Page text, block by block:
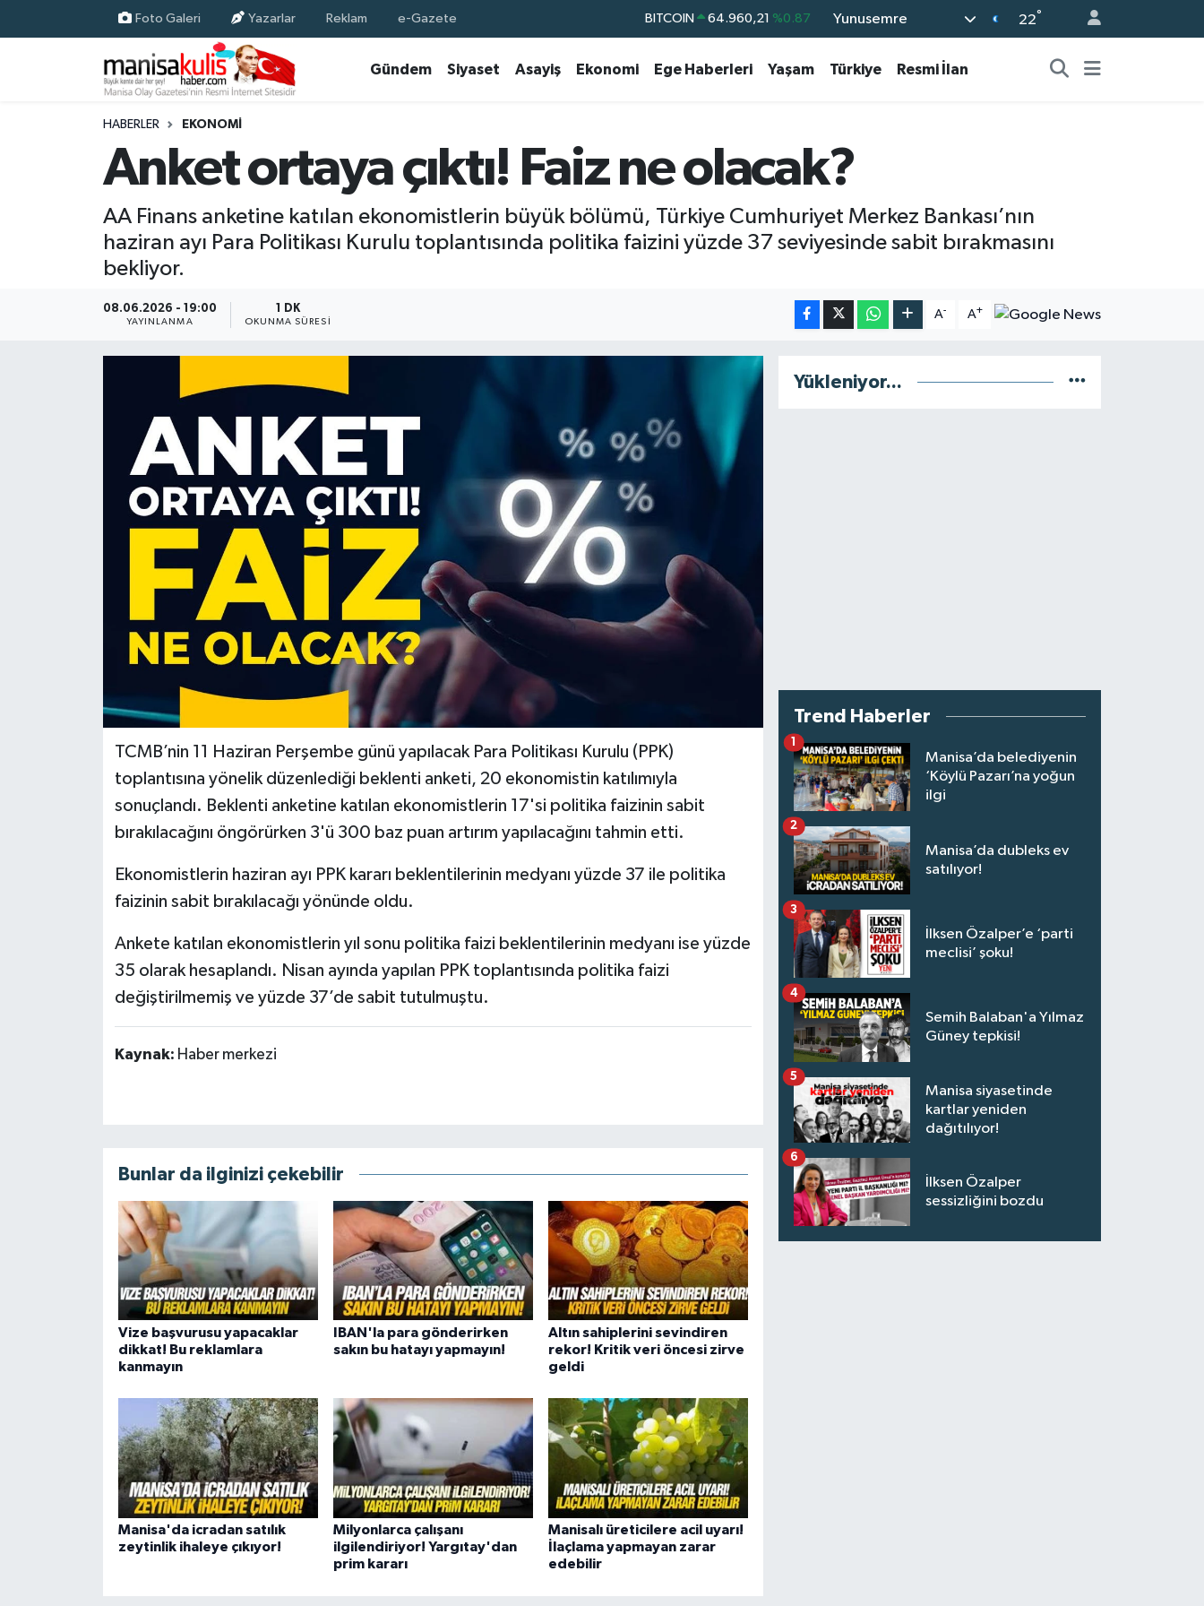
Foto Galeri Yazarlar Reklam e-Gazete BITCOIN 64.960,21 %0.87
6648.99 %2.59
BİST100 13.773 %-19
Yunusemre 22°
Gündem Siyaset Asayiş Ekonomi Ege Haberleri Yaşam Türkiye Resmi İlan
HABERLER EKONOMI
Anket ortaya çıktı! Faiz ne olacak?
AA Finans anketine katılan ekonomistlerin büyük bölümü, Türkiye Cumhuriyet Merkez Bankası’nın
haziran ayı Para Politikası Kurulu toplantısında politika faizini yüzde 37 seviyesinde sabit bırakmasını
bekliyor.
08.06.2026 - 19:00
YAYINLANMA
1 DK
OKUNMA SÜRESI
A- A+
TCMB’nin 11 Haziran Perşembe günü yapılacak Para Politikası Kurulu (PPK)
toplantısına yönelik düzenlediği beklenti anketi, 20 ekonomistin katılımıyla
sonuçlandı. Beklenti anketine katılan ekonomistlerin 17'si politika faizinin sabit
bırakılacağını öngörürken 3'ü 300 baz puan artırım yapılacağını tahmin etti.
Ekonomistlerin haziran ayı PPK kararı beklentilerinin medyanı yüzde 37 ile politika
faizinin sabit bırakılacağı yönünde oldu.
Ankete katılan ekonomistlerin yıl sonu politika faizi beklentilerinin medyanı ise yüzde
35 olarak hesaplandı. Nisan ayında yapılan PPK toplantısında politika faizi
değiştirilmemiş ve yüzde 37’de sabit tutulmuştu.
Kaynak: Haber merkezi
Bunlar da ilginizi çekebilir
Vize başvurusu yapacaklar
dikkat! Bu reklamlara
kanmayın
IBAN'la para gönderirken
sakın bu hatayı yapmayın!
Altın sahiplerini sevindiren
rekor! Kritik veri öncesi zirve
geldi
Manisa'da icradan satılık
zeytinlik ihaleye çıkıyor!
Milyonlarca çalışanı
ilgilendiriyor! Yargıtay'dan
prim kararı
Manisalı üreticilere acil uyarı!
İlaçlama yapmayan zarar
edebilir
Yükleniyor...
Trend Haberler
Manisa’da belediyenin
‘Köylü Pazarı’na yoğun
ilgi
1
Manisa’da dubleks ev
satılıyor!
2
İlksen Özalper’e ‘parti
meclisi’ şoku!
3
Semih Balaban'a Yılmaz
Güney tepkisi!
4
Manisa siyasetinde
kartlar yeniden
dağıtılıyor!
5
İlksen Özalper
sessizliğini bozdu
6
Ekonomi
Gündem
Yunusemre Nöbetçi Eczaneler
Yunusemre Trafik Yoğunluk Haritası
Süper Lig Puan Durumu ve Fikstür
Tüm Manşetler